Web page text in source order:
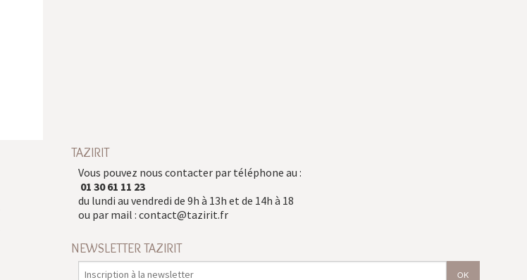
TAZIRIT
Vous pouvez nous contacter par téléphone au :
01 30 61 11 23
du lundi au vendredi de 9h à 13h et de 14h à 18
ou par mail : contact@tazirit.fr
NEWSLETTER TAZIRIT